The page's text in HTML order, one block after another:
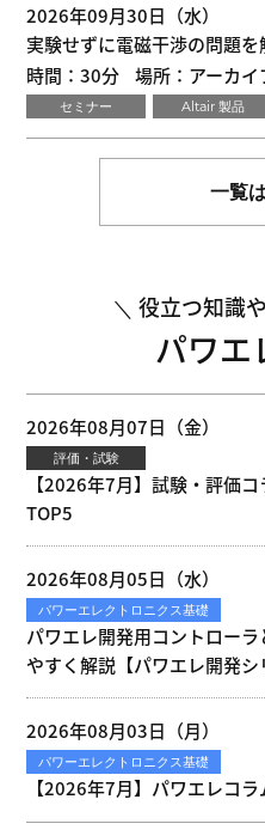
2026年09月30日（水）
実験せずに電磁干渉の問題を
時間：30分
場所：アーカイ
セミナー Altair 製品
一覧
役立つ知識
パワエ
2026年08月07日（金）
評価・試験
【2026年7月】試験・評価
TOP5
2026年08月05日（水）
パワーエレクトロニクス基礎
パワエレ開発用コントロー
やすく解説【パワエレ開発シ
2026年08月03日（月）
パワーエレクトロニクス基礎
【2026年7月】パワエレコ